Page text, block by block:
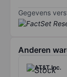
Gegevens
Anderen
AT&T Inc.